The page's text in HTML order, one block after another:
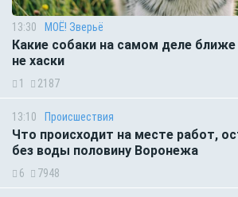
13:30 МОЁ! Зверьё
Какие собаки на самом деле
не хаски
1 2187
13:10 Происшествия
Что происходит на месте работ,
без воды половину Воронежа
6 7948